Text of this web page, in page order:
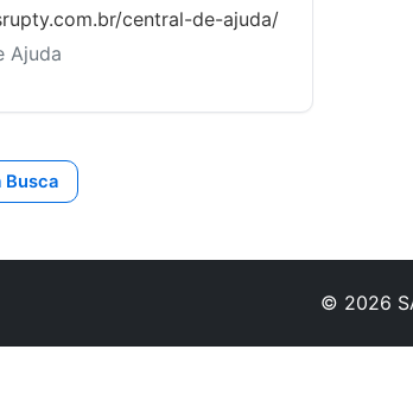
central-de-ajuda/
Ajuda
Busca
© 2026